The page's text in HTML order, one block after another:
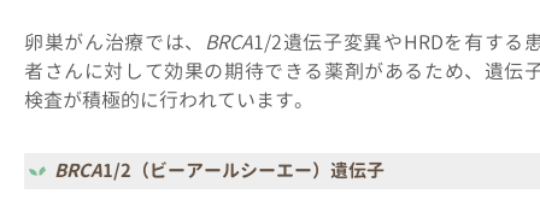
卵巣がん治療では、 BRCA1/2遺伝子変異やHRDを有する
者さんに対して効果の期待できる薬剤があるため、遺伝
検査が積極的に行われています。
BRCA1/2（ビーアールシーエー）遺伝子